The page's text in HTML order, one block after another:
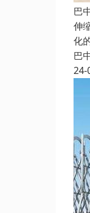
巴
伸
化
巴
24-